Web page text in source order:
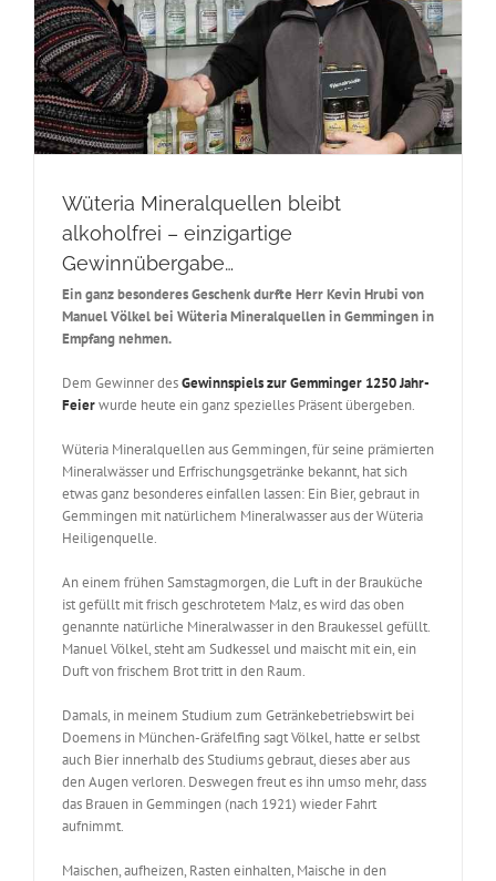
Wüteria Mineralquellen bleibt
alkoholfrei – einzigartige
Gewinnübergabe…
Ein ganz besonderes Geschenk durfte Herr Kevin Hrubi von
Manuel Völkel bei Wüteria Mineralquellen in Gemmingen in
Empfang nehmen.
Dem Gewinner desGewinnspiels zur Gemminger 1250 Jahr-
Feierwurde heute ein ganz spezielles Präsent übergeben.
Wüteria Mineralquellen aus Gemmingen, für seine prämierten
Mineralwässer und Erfrischungsgetränke bekannt, hat sich
etwas ganz besonderes einfallen lassen: Ein Bier, gebraut in
Gemmingen mit natürlichem Mineralwasser aus der Wüteria
Heiligenquelle.
An einem frühen Samstagmorgen, die Luft in der Brauküche
ist gefüllt mit frisch geschrotetem Malz, es wird das oben
genannte natürliche Mineralwasser in den Braukessel gefüllt.
Manuel Völkel, steht am Sudkessel und maischt mit ein, ein
Duft von frischem Brot tritt in den Raum.
Damals, in meinem Studium zum Getränkebetriebswirt bei
Doemens in München-Gräfelfing sagt Völkel, hatte er selbst
auch Bier innerhalb des Studiums gebraut, dieses aber aus
den Augen verloren. Deswegen freut es ihn umso mehr, dass
das Brauen in Gemmingen (nach 1921) wieder Fahrt
aufnimmt.
Maischen, aufheizen, Rasten einhalten, Maische in den